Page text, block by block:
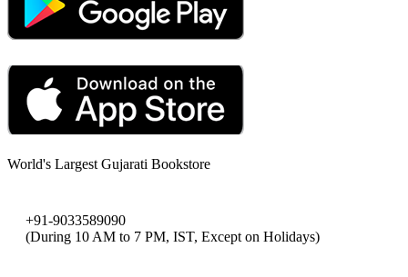
World's Largest Gujarati Bookstore
+91-9033589090
(During 10 AM to 7 PM, IST, Except on Holidays)